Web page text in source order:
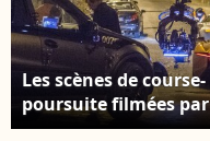
Les scènes de course-
poursuite filmées par
Sam Mendes à Rome